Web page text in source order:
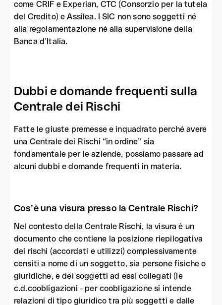
come CRIF e Experian, CTC (Consorzio per la tutela
del Credito) e Assilea. I SIC non sono soggetti né
alla regolamentazione né alla supervisione della
Banca d’Italia.
Dubbi e domande frequenti sulla
Centrale dei Rischi
Fatte le giuste premesse e inquadrato perché avere
una Centrale dei Rischi “in ordine” sia
fondamentale per le aziende, possiamo passare ad
alcuni dubbi e domande frequenti in materia.
Cos’è una visura presso la Centrale Rischi?
Nel contesto della Centrale Rischi, la visura è un
documento che contiene la posizione riepilogativa
dei rischi (accordati e utilizzi) complessivamente
censiti a nome di un soggetto, sia persone fisiche o
giuridiche, e dei soggetti ad essi collegati (le
c.d.coobligazioni - per coobligazione si intende
relazioni di tipo giuridico tra più soggetti e dalle